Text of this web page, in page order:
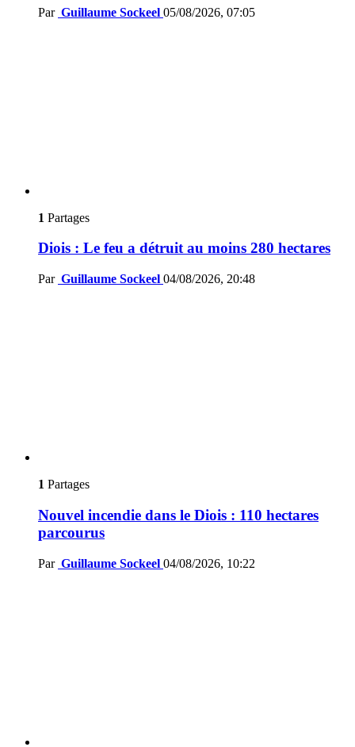
Par Guillaume Sockeel 05/08/2026, 07:05
1 Partages
Diois : Le feu a détruit au moins 280 hectares
Par Guillaume Sockeel 04/08/2026, 20:48
1 Partages
Nouvel incendie dans le Diois : 110 hectares
parcourus
Par Guillaume Sockeel 04/08/2026, 10:22